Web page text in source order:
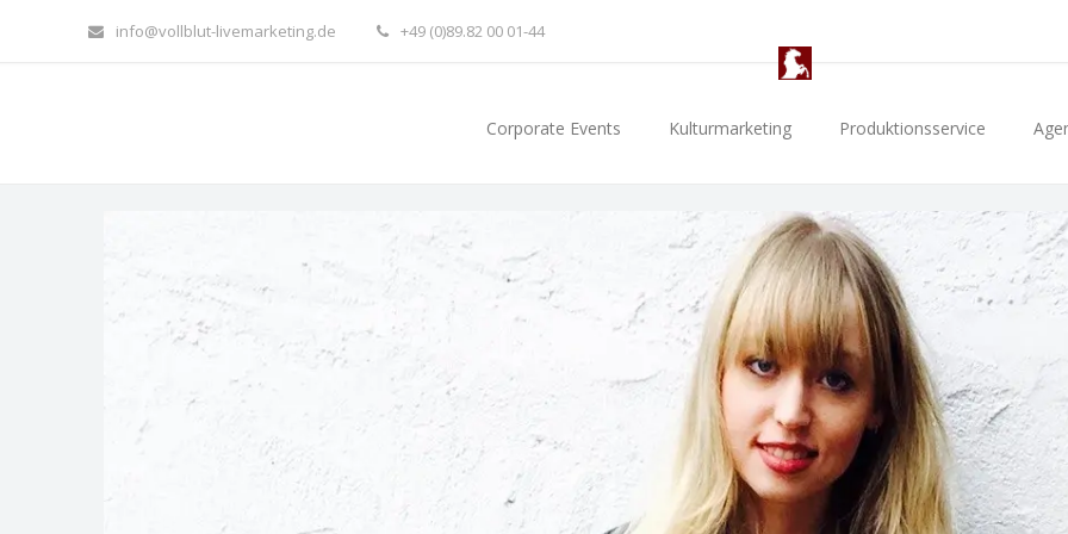
info@vollblut-livemarketing.de +49 (0)89.82 00 01-44
Corporate Events Kulturmarketing Produktionsservice